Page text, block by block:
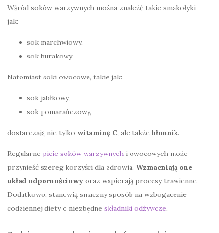
Wśród soków warzywnych można znaleźć takie smakołyki
jak:
sok marchwiowy,
sok burakowy.
Natomiast soki owocowe, takie jak:
sok jabłkowy,
sok pomarańczowy,
dostarczają nie tylko witaminę C, ale także błonnik.
Regularne picie soków warzywnych i owocowych może
przynieść szereg korzyści dla zdrowia. Wzmacniają one
układ odpornościowy oraz wspierają procesy trawienne.
Dodatkowo, stanowią smaczny sposób na wzbogacenie
codziennej diety o niezbędne składniki odżywcze.